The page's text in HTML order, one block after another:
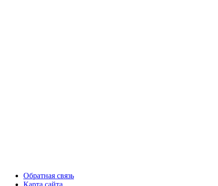
Обратная связь